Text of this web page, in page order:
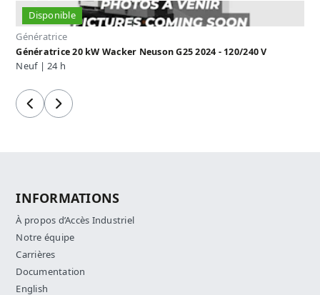
Disponible
Génératrice
Génératrice 20 kW Wacker Neuson G25 2024 - 120/240 V
Neuf | 24 h
PrécédentSuivant
INFORMATIONS
À propos d’Accès Industriel
Notre équipe
Carrières
Documentation
English